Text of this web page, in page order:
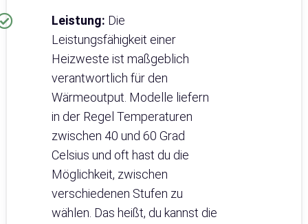
Leistung: Die
Leistungsfähigkeit einer
Heizweste ist maßgeblich
verantwortlich für den
Wärmeoutput. Modelle liefern
in der Regel Temperaturen
zwischen 40 und 60 Grad
Celsius und oft hast du die
Möglichkeit, zwischen
verschiedenen Stufen zu
wählen. Das heißt, du kannst die